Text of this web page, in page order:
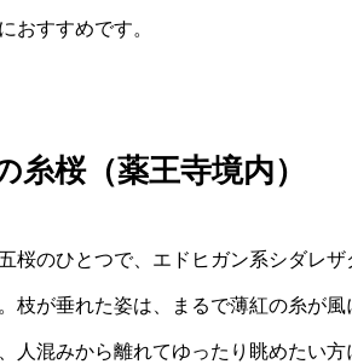
おすすめです。
糸桜（薬王寺境内）
桜のひとつで、エドヒガン系シダレ
枝が垂れた姿は、まるで薄紅の糸が
人混みから離れてゆったり眺めたい